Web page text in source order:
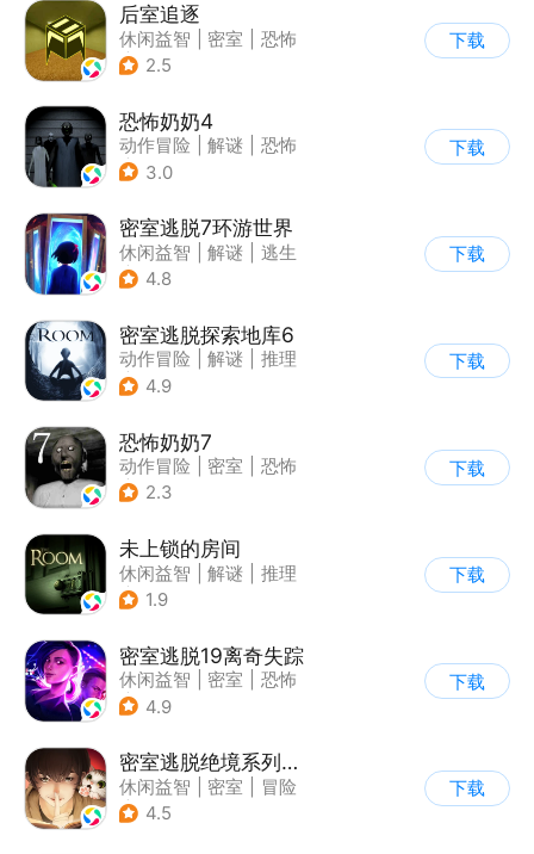
后室追逐
休闲益智 密室
恐怖
| 卡通
2.5
下载
恐怖奶奶4
动作冒险 解谜
恐怖
| 恐怖奶奶
3.0
下载
密室逃脱7环游世界
休闲益智 解谜
逃生
| 密室逃脱
4.8
下载
密室逃脱探索地库6
动作冒险 解谜
推理
| 欧美风
4.9
下载
恐怖奶奶7
动作冒险 密室
恐怖
| 恐怖奶奶
2.3
下载
未上锁的房间
休闲益智 解谜
推理
| 端游移植
1.9
下载
密室逃脱19离奇失踪
休闲益智 密室
恐怖
| 密室逃脱
4.9
下载
密室逃脱绝境系列3画仙奇缘
休闲益智 密室
冒险
| 密室逃脱
4.5
下载